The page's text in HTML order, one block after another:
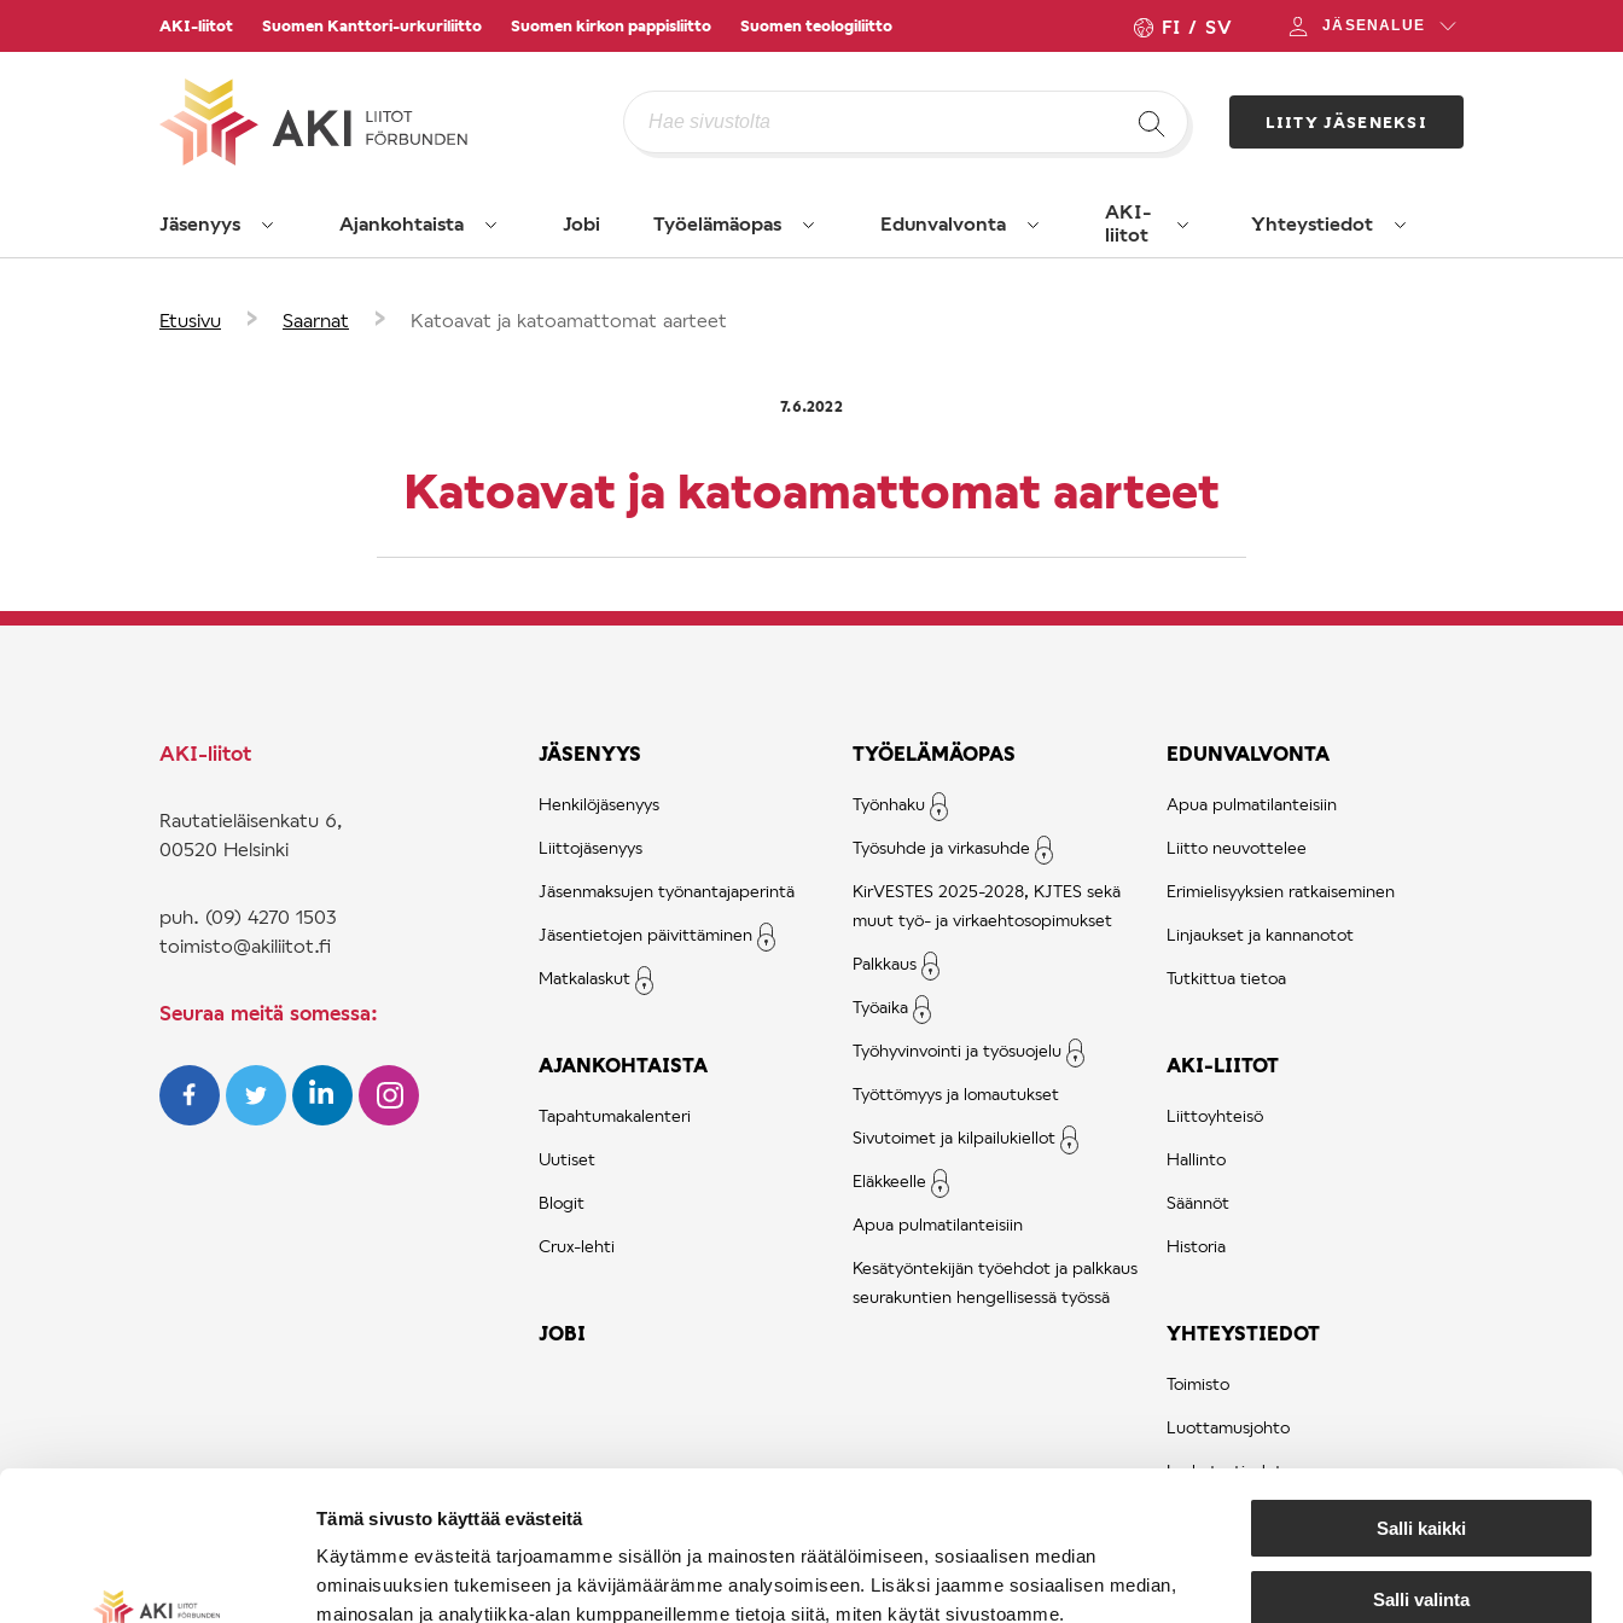
Tämä sivusto käyttää evästeitä
Käytämme evästeitä tarjoamamme sisällön ja mainosten räätälöimiseen, sosiaalisen median
ominaisuuksien tukemiseen ja kävijämäärämme analysoimiseen. Lisäksi jaamme sosiaalisen median,
mainosalan ja analytiikka-alan kumppaneillemme tietoja siitä, miten käytät sivustoamme.
Salli kaikki
Salli valinta
AKI-liitot Suomen Kanttori-urkuriliitto Suomen kirkon pappisliitto Suomen teologiliitto FI SV JÄSENALUE
LIITY JÄSENEKSI
Jäsenyys Ajankohtaista Jobi Työelämäopas Edunvalvonta
AKI-
liitot
Yhteystiedot
Etusivu › Saarnat › Katoavat ja katoamattomat aarteet
7.6.2022
Katoavat ja katoamattomat aarteet
AKI-liitot
Rautatieläisenkatu 6,
00520 Helsinki
puh. (09) 4270 1503
toimisto@akiliitot.fi
Seuraa meitä somessa:
JÄSENYYS
Henkilöjäsenyys
Liittojäsenyys
Jäsenmaksujen työnantajaperintä
Jäsentietojen päivittäminen
Matkalaskut
AJANKOHTAISTA
Tapahtumakalenteri
Uutiset
Blogit
Crux-lehti
JOBI
TYÖELÄMÄOPAS
Työnhaku
Työsuhde ja virkasuhde
KirVESTES 2025-2028, KJTES sekä
muut työ- ja virkaehtosopimukset
Palkkaus
Työaika
Työhyvinvointi ja työsuojelu
Työttömyys ja lomautukset
Sivutoimet ja kilpailukiellot
Eläkkeelle
Apua pulmatilanteisiin
Kesätyöntekijän työehdot ja palkkaus
seurakuntien hengellisessä työssä
EDUNVALVONTA
Apua pulmatilanteisiin
Liitto neuvottelee
Erimielisyyksien ratkaiseminen
Linjaukset ja kannanotot
Tutkittua tietoa
AKI-LIITOT
Liittoyhteisö
Hallinto
Säännöt
Historia
YHTEYSTIEDOT
Toimisto
Luottamusjohto
Laskutustiedot